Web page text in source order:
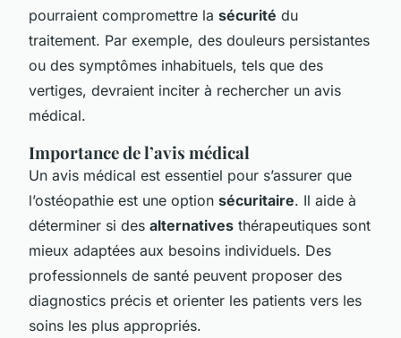
pourraient compromettre la sécurité du
traitement. Par exemple, des douleurs persistantes
ou des symptômes inhabituels, tels que des
vertiges, devraient inciter à rechercher un avis
médical.
Importance de l’avis médical
Un avis médical est essentiel pour s’assurer que
l’ostéopathie est une option sécuritaire. Il aide à
déterminer si des alternatives thérapeutiques sont
mieux adaptées aux besoins individuels. Des
professionnels de santé peuvent proposer des
diagnostics précis et orienter les patients vers les
soins les plus appropriés.